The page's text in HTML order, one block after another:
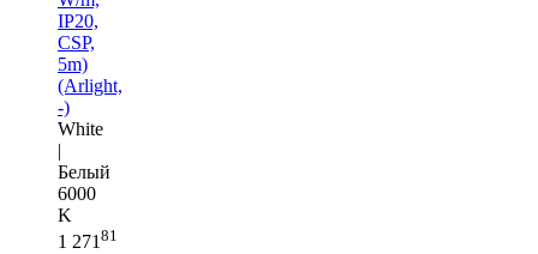
IP20,
CSP,
5m)
(Arlight,
-)
White
|
Белый
6000
K
1 271 81